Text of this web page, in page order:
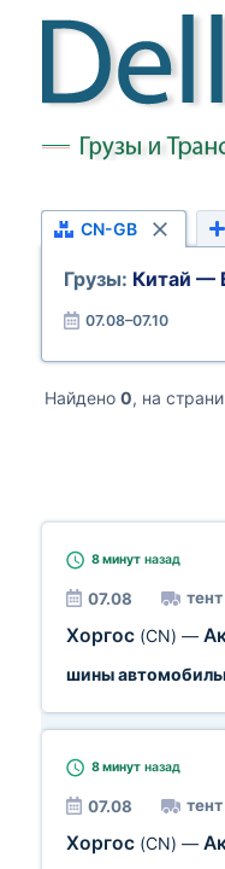
CN-GB
Грузы: Китай —
07.08–07.10
Найдено 0, на
8 минут назад
07.08 тент
Хоргос (CN) —
шины
8 минут назад
07.08 тент
Хоргос (CN) —